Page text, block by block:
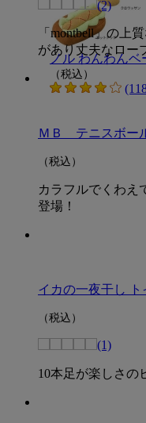
ノル わんわんベ
（税込）
(2)
「montbell」の上
があり丈夫なロー
ＭＢ テニスボー
（税込）
カラフルでくわえ
登場！
イカの一夜干し ト
（税込）
(1)
10本足が楽しさの